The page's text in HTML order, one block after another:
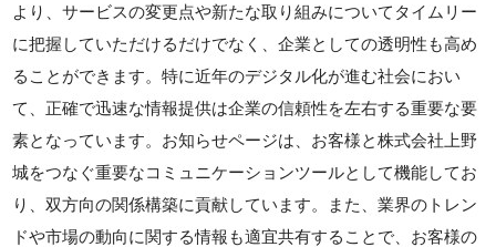
より、サービスの変更点や新たな取り組みについてタイムリー
に把握していただけるだけでなく、企業としての透明性も高め
ることができます。特に近年のデジタル化が進む社会におい
て、正確で迅速な情報提供は企業の信頼性を左右する重要な要
素となっています。お知らせページは、お客様と株式会社上野
城をつなぐ重要なコミュニケーションツールとして機能してお
り、双方向の関係構築に貢献しています。また、業界のトレン
ドや市場の動向に関する情報も適宜共有することで、お客様の